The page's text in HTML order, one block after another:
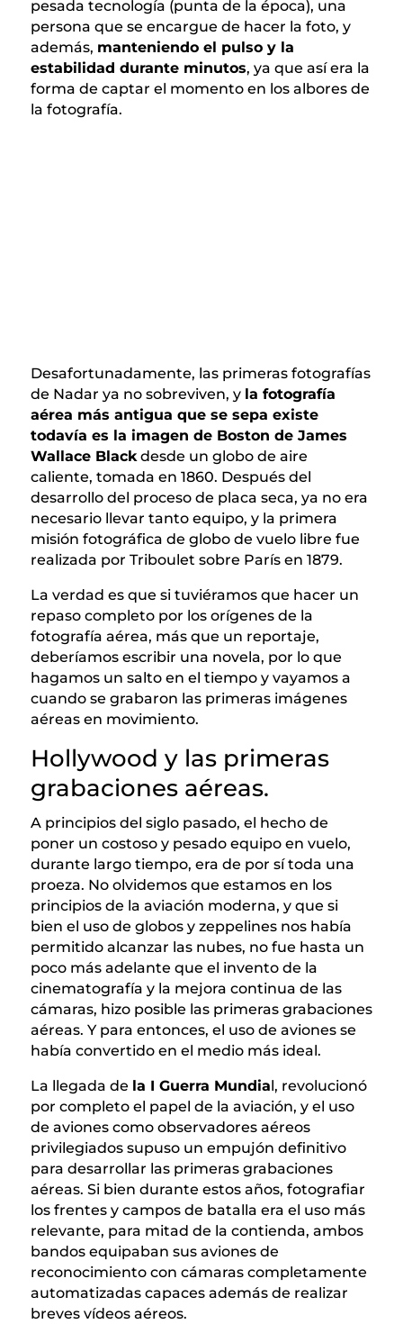
pesada tecnología (punta de la época), una
persona que se encargue de hacer la foto, y
además, manteniendo el pulso y la
estabilidad durante minutos, ya que así era la
forma de captar el momento en los albores de
la fotografía.
Desafortunadamente, las primeras fotografías
de Nadar ya no sobreviven, y la fotografía
aérea más antigua que se sepa existe
todavía es la imagen de Boston de James
Wallace Blackdesde un globo de aire
caliente, tomada en 1860. Después del
desarrollo del proceso de placa seca, ya no era
necesario llevar tanto equipo, y la primera
misión fotográfica de globo de vuelo libre fue
realizada por Triboulet sobre París en 1879.
La verdad es que si tuviéramos que hacer un
repaso completo por los orígenes de la
fotografía aérea, más que un reportaje,
deberíamos escribir una novela, por lo que
hagamos un salto en el tiempo y vayamos a
cuando se grabaron las primeras imágenes
aéreas en movimiento.
Hollywood y las primeras
grabaciones aéreas.
A principios del siglo pasado, el hecho de
poner un costoso y pesado equipo en vuelo,
durante largo tiempo, era de por sí toda una
proeza. No olvidemos que estamos en los
principios de la aviación moderna, y que si
bien el uso de globos y zeppelines nos había
permitido alcanzar las nubes, no fue hasta un
poco más adelante que el invento de la
cinematografía y la mejora continua de las
cámaras, hizo posible las primeras grabaciones
aéreas. Y para entonces, el uso de aviones se
había convertido en el medio más ideal.
La llegada de la I Guerra Mundial, revolucionó
por completo el papel de la aviación, y el uso
de aviones como observadores aéreos
privilegiados supuso un empujón definitivo
para desarrollar las primeras grabaciones
aéreas. Si bien durante estos años, fotografiar
los frentes y campos de batalla era el uso más
relevante, para mitad de la contienda, ambos
bandos equipaban sus aviones de
reconocimiento con cámaras completamente
automatizadas capaces además de realizar
breves vídeos aéreos.